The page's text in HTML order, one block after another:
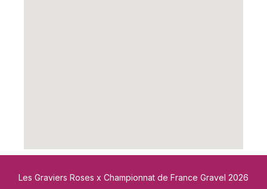
Les Graviers Roses x Championnat de France Gravel 2026